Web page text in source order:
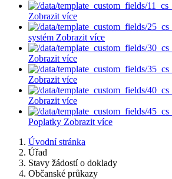
Zobrazit více
systém Zobrazit více
Zobrazit více
Zobrazit více
Zobrazit více
Poplatky Zobrazit více
Úvodní stránka
Úřad
Stavy žádostí o doklady
Občanské průkazy